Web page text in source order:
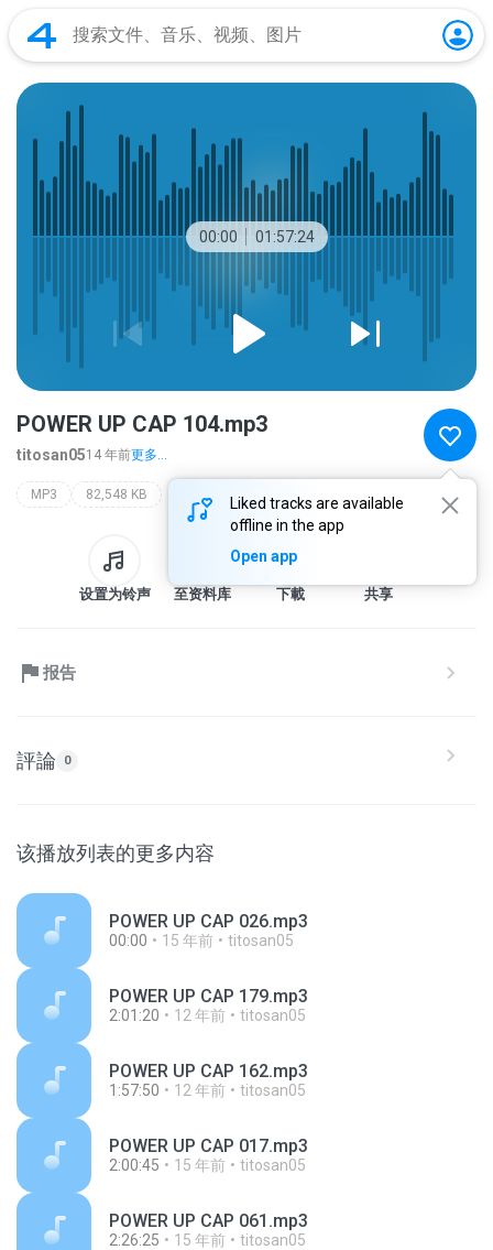
00:00 01:57:24
Liked tracks are available
offline in the app
Open app
POWER UP CAP 104.mp3
titosan0514 年前更多...
MP3 82,548 KB
设置为铃声 至资料库 下載 共享
报告
評論 0
该播放列表的更多内容
POWER UP CAP 026.mp3
00:00 15 年前 titosan05
POWER UP CAP 179.mp3
2:01:20 12 年前 titosan05
POWER UP CAP 162.mp3
1:57:50 12 年前 titosan05
POWER UP CAP 017.mp3
2:00:45 15 年前 titosan05
POWER UP CAP 061.mp3
2:26:25 15 年前 titosan05